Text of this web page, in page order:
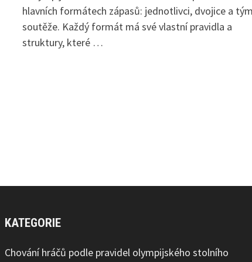
hlavních formátech zápasů: jednotlivci, dvojice a
soutěže. Každý formát má své vlastní pravidla a
struktury, které …
KATEGORIE
Chování hráčů podle pravidel olympijského stolního